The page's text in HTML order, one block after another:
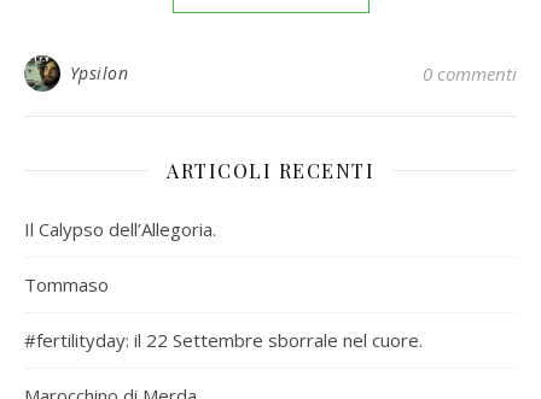
Ypsilon 0 commenti
ARTICOLI RECENTI
Il Calypso dell’Allegoria.
Tommaso
#fertilityday: il 22 Settembre sborrale nel cuore.